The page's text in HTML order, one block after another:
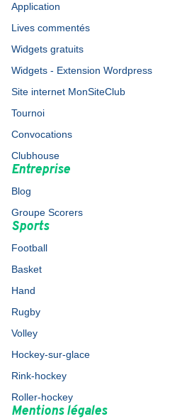
Application
Lives commentés
Widgets gratuits
Widgets - Extension Wordpress
Site internet MonSiteClub
Tournoi
Convocations
Clubhouse
Entreprise
Blog
Groupe Scorers
Sports
Football
Basket
Hand
Rugby
Volley
Hockey-sur-glace
Rink-hockey
Roller-hockey
Mentions légales